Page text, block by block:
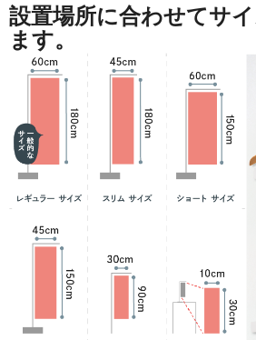
設置場所に合わせてサ
ます。